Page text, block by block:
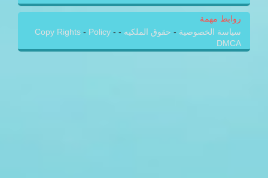
روابط مهمة
سياسة الخصوصية - حقوق الملكيه -
Copy Rights - Policy -
DMCA